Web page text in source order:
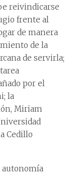
reivindicarse
frente al
de manera
de la
de servirla;
por el
la
Miriam
Cedillo
autonomía